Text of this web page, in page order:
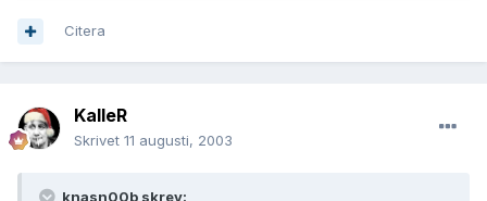
Citera
KalleR
Skrivet 11 augusti, 2003
knasn00b skrev: